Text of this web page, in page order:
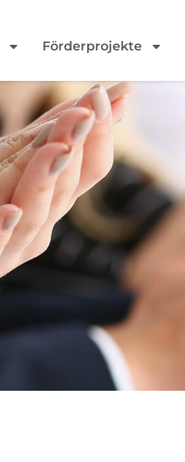
Förderprojekte